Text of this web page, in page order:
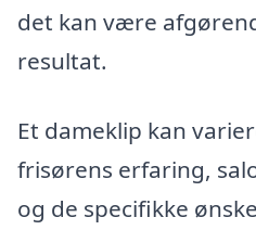
det kan være
resultat.
Et dameklip kan
frisørens erfaring,
og de specifikke